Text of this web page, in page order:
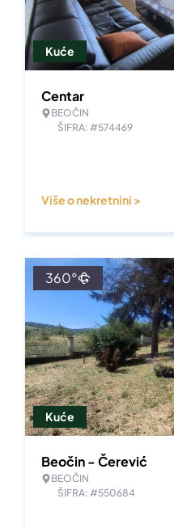
Kuće
Centar
BEOČIN
ŠIFRA: #574469
Više o nekretnini >
Kuće
360°
Beočin - Čerević
BEOČIN
ŠIFRA: #550684